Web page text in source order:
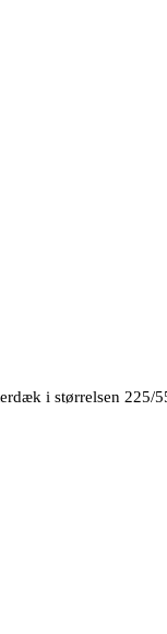
i størrelsen 225/